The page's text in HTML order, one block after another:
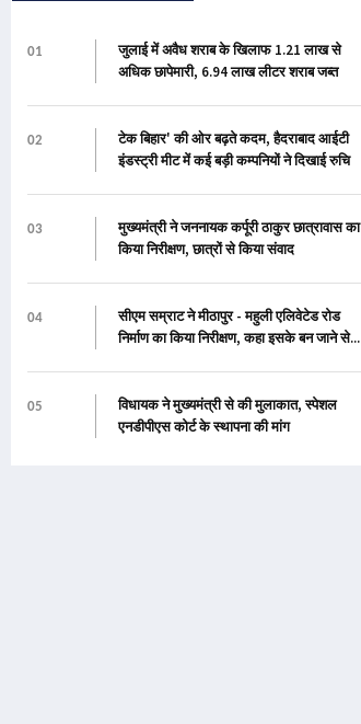
01
जुलाई में अवैध शराब के खिलाफ 1.21 लाख से
अधिक छापेमारी, 6.94 लाख लीटर शराब जब्त
02
टेक बिहार' की ओर बढ़ते कदम, हैदराबाद आईटी
इंडस्ट्री मीट में कई बड़ी कम्पनियों ने दिखाई रुचि
03
मुख्यमंत्री ने जननायक कर्पूरी ठाकुर छात्रावास का
किया निरीक्षण, छात्रों से किया संवाद
04
सीएम सम्राट ने मीठापुर - महुली एलिवेटेड रोड
निर्माण का किया निरीक्षण, कहा इसके बन जाने से...
05
विधायक ने मुख्यमंत्री से की मुलाकात, स्पेशल
एनडीपीएस कोर्ट के स्थापना की मांग